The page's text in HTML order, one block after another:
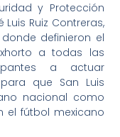
y Protección
Luis Ruiz Contreras,
definieron el
a todas las
a actuar
que San Luis
nacional como
el fútbol mexicano